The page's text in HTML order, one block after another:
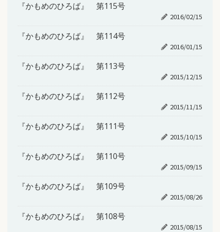
『かもめのひろば』 第115号
2016/02/15
『かもめのひろば』 第114号
2016/01/15
『かもめのひろば』 第113号
2015/12/15
『かもめのひろば』 第112号
2015/11/15
『かもめのひろば』 第111号
2015/10/15
『かもめのひろば』 第110号
2015/09/15
『かもめのひろば』 第109号
2015/08/26
『かもめのひろば』 第108号
2015/08/15